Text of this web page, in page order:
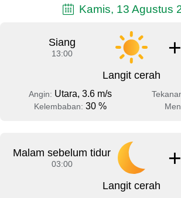
Kamis, 13 Agustus
Siang
13:00
Langit cerah
Angin: Utara, 3.6 m/s
Kelembaban: 30 %
Malam sebelum tidur
03:00
Langit cerah